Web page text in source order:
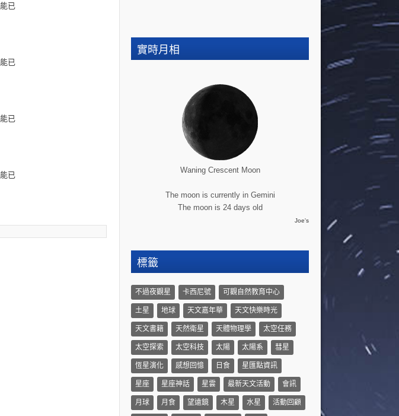
已
已
已
已
實時月相
Waning Crescent Moon
The moon is currently in Gemini
The moon is 24 days old
Joe's
標籤
不過夜觀星 卡西尼號 可觀自然教育中心
土星 地球 天文嘉年華 天文快樂時光
天文書籍 天然衛星 天體物理學 太空任務
太空探索 太空科技 太陽 太陽系 彗星
恆星演化 感想回憶 日食 星匯點資訊
星座 星座神話 星雲 最新天文活動 會訊
月球 月食 望遠鏡 木星 水星 活動回顧